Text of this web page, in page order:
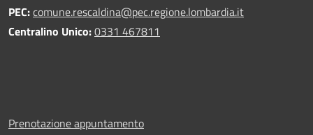
PEC:comune.rescaldina@pec.regione.lombardia.it
Centralino Unico:0331 467811
Prenotazione appuntamento